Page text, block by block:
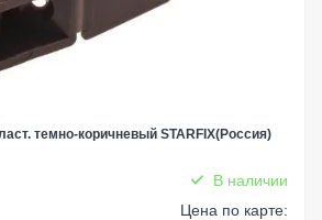
темно-коричневый STARFIX(Россия)
В наличии
Цена по карте: